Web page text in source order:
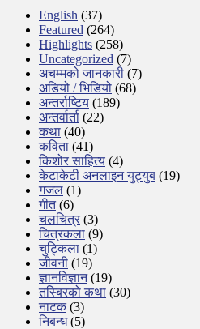
English (37)
Featured (264)
Highlights (258)
Uncategorized (7)
अचम्मको जानकारी (7)
अडियो / भिडियो (68)
अन्तर्राष्टिय (189)
अन्तर्वार्ता (22)
कथा (40)
कविता (41)
किशोर साहित्य (4)
केटाकेटी अनलाइन युट्युब (19)
गजल (1)
गीत(6)
चलचित्र (3)
चित्रकला (9)
चुट्किला (1)
जीवनी (19)
ज्ञानविज्ञान(19)
तस्बिरको कथा (30)
नाटक(3)
निबन्ध(5)